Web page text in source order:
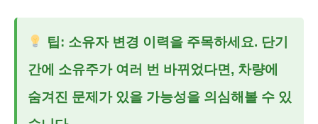
팁: 소유자 변경 이력을 주목하세요. 단기
간에 소유주가 여러 번 바뀌었다면, 차량에
숨겨진 문제가 있을 가능성을 의심해볼 수 있